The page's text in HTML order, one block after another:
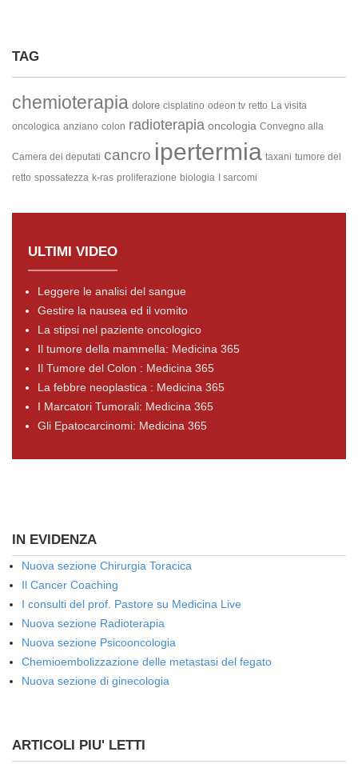
TAG
chemioterapia dolore cisplatino odeon tv retto La visita
oncologica anziano colon radioterapia oncologia Convegno alla
Camera dei deputati cancro ipertermia taxani tumore del
retto spossatezza k-ras proliferazione biologia I sarcomi
ULTIMI VIDEO
Leggere le analisi del sangue
Gestire la nausea ed il vomito
La stipsi nel paziente oncologico
Il tumore della mammella: Medicina 365
Il Tumore del Colon : Medicina 365
La febbre neoplastica : Medicina 365
I Marcatori Tumorali: Medicina 365
Gli Epatocarcinomi: Medicina 365
IN EVIDENZA
Nuova sezione Chirurgia Toracica
Il Cancer Coaching
I consulti del prof. Pastore su Medicina Live
Nuova sezione Radioterapia
Nuova sezione Psicooncologia
Chemioembolizzazione delle metastasi del fegato
Nuova sezione di ginecologia
ARTICOLI PIU' LETTI